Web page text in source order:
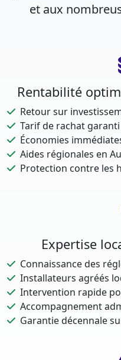
et aux
Rentabilité
Retour sur
Tarif de rachat
Économies
Aides régionales en
Protection contre les
Expertise
Connaissance des
Installateurs agréés
Intervention rapide
Accompagnement
Garantie décennale